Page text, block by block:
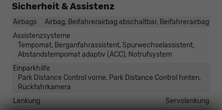
Sicherheit & Assistenz
Airbags
Airbag, Beifahrerairbag abschaltbar, Beifahrerairbag
Assistenzsysteme
Tempomat, Berganfahrassistent, Spurwechselassistent,
Abstandstempomat adaptiv (ACC), Notrufsystem
Einparkhilfe
Park Distance Control vorne, Park Distance Control hinten,
Rückfahrkamera
Lenkung
Servolenkung